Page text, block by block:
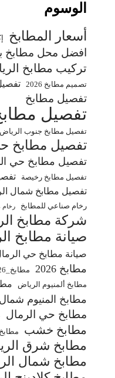
الوسوم
أسعار المطابخ
افضل محل مطابخ
تركيب مطابخ
تصميم مطابخ 2026
تفصيل مطابخ
تفصيل
تفصيل مطابخ جنوب الرياض
تفصيل مطابخ
تفصيل مطابخ حي
تفصيل مطابخ رخيصة
تفصيل مطابخ شمال
رخام صناعي للمطابخ
رخام
شركة مطابخ
صيانة مطابخ
صيانة مطابخ حي
مطابخ 2026 مطابخ_2026
مطابخ ألمنيوم الرياض
مطابخ المنيوم
مطابخ حي الرمال
مطابخ خشب
مطابخ شرق
مطابخ شمال